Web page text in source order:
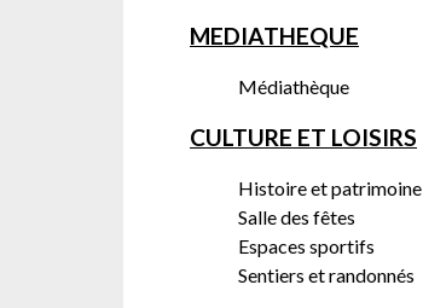
MEDIATHEQUE
Médiathèque
CULTURE ET LOISIRS
Histoire et patrimoine
Salle des fêtes
Espaces sportifs
Sentiers et randonnés